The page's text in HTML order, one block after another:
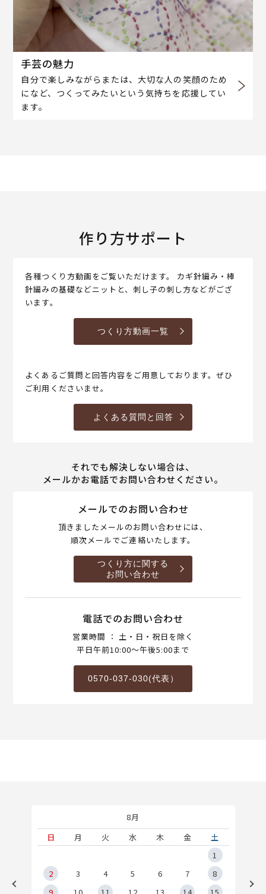
手芸の魅力
自分で楽しみながらまたは、大切な人の笑顔のため
になど、つくってみたいという気持ちを応援してい
ます。
作り方サポート
各種つくり方動画をご覧いただけます。 カギ針編み・棒
針編みの基礎などニットと、刺し子の刺し方などがござ
います。
つくり方動画一覧
よくあるご質問と回答内容をご用意しております。ぜひ
ご利用くださいませ。
よくある質問と回答
それでも解決しない場合は、
メールかお電話でお問い合わせください。
メールでのお問い合わせ
頂きましたメールのお問い合わせには、
順次メールでご連絡いたします。
つくり方に関する
お問い合わせ
電話でのお問い合わせ
営業時間 ： 土・日・祝日を除く
平日午前10:00～午後5:00まで
0570-037-030(代表）
8月
日
月 火 水 木 金
土
1
2
3 4 5 6 7
8
9
10 11 12 13 14
15